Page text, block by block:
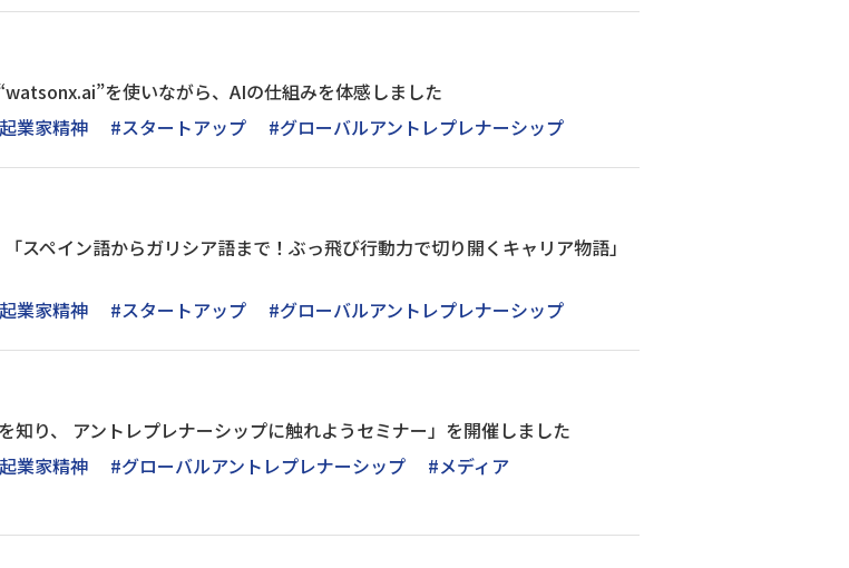
を使いながら、AIの仕組みを体感しました
業家精神 #スタートアップ #グローバルアントレプレナーシップ
スペイン語からガリシア語まで！ぶっ飛び行動力で切り開くキャリア物語」
業家精神 #スタートアップ #グローバルアントレプレナーシップ
知り、 アントレプレナーシップに触れようセミナー」を開催しました
業家精神 #グローバルアントレプレナーシップ
#メディア